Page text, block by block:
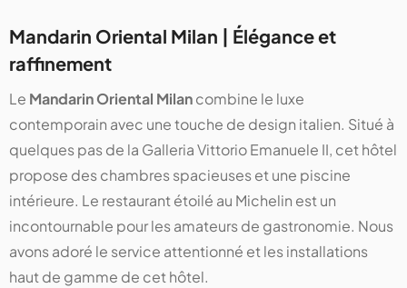
Mandarin Oriental Milan | Élégance et
raffinement
Le Mandarin Oriental Milancombine le luxe
contemporain avec une touche de design italien. Situé à
quelques pas de la Galleria Vittorio Emanuele II, cet hôtel
propose des chambres spacieuses et une piscine
intérieure. Le restaurant étoilé au Michelin est un
incontournable pour les amateurs de gastronomie. Nous
avons adoré le service attentionné et les installations
haut de gamme de cet hôtel​​​​​​.